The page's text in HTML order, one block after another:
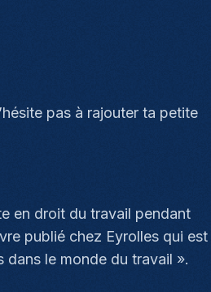
pas à rajouter ta petite
en droit du travail pendant
publié chez Eyrolles qui est
le monde du travail ».